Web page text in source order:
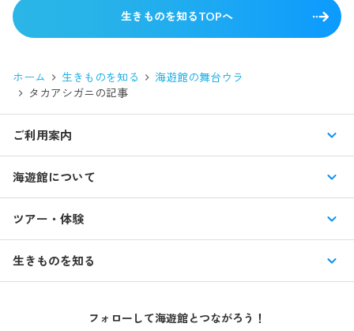
生きものを知るTOPへ
ホーム 生きものを知る
海遊館の舞台ウラ
タカアシガニ の記事
ご利用案内
入館料・その他チケット
交通アクセス・駐車場
館内情報
よくある質問・お問い合わせ
海遊館について
特別企画展
はじめての海遊館
ツアー・体験
海遊館ガイドツアー
音声ガイド / 海遊館探検隊 すたんぷノート
生きものを知る
環境保全への取り組みフォローして海遊館とつながろう！